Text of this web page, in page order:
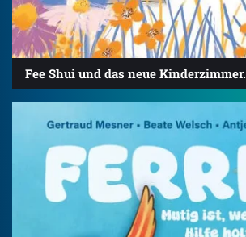
Fee Shui und das neue Kinderzimmer.